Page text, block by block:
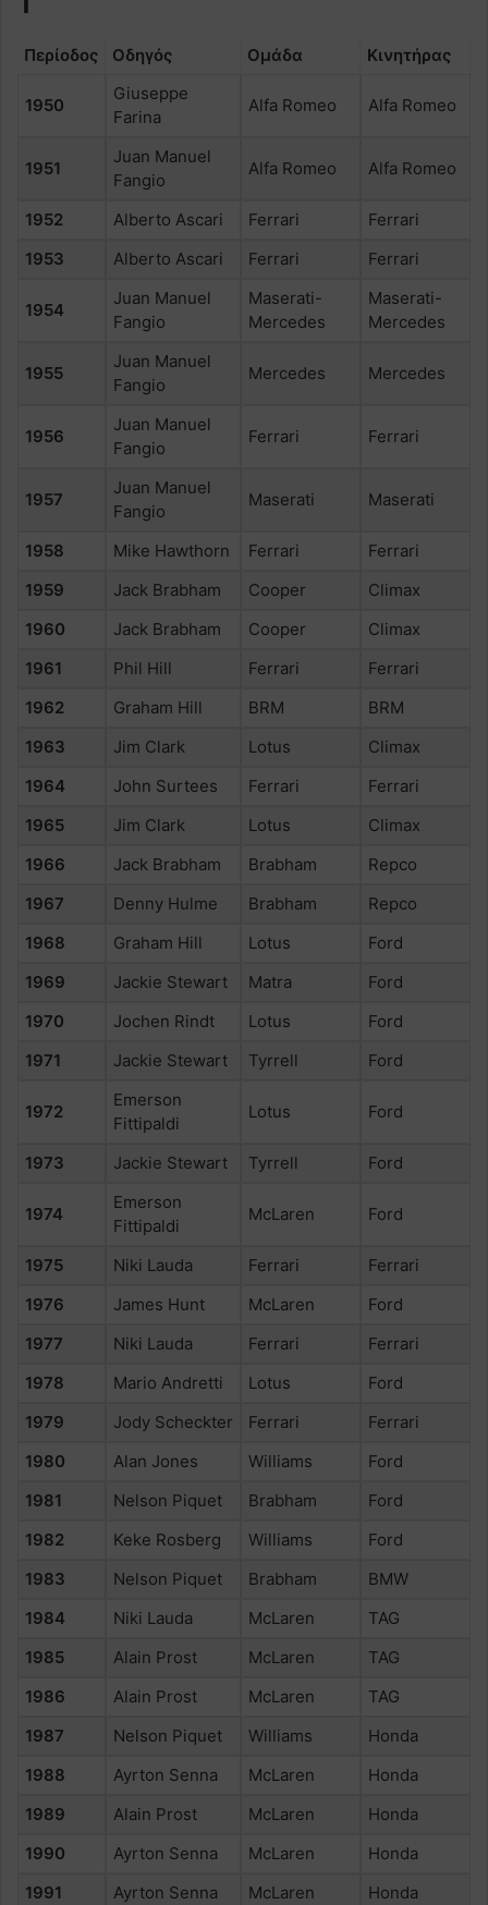
Περίοδος Οδηγός Ομάδα Κινητήρας
1950
Giuseppe
Farina
Alfa Romeo Alfa Romeo
1951
Juan Manuel
Fangio
Alfa Romeo Alfa Romeo
1952 Alberto Ascari Ferrari
Ferrari
1953
Alberto Ascari Ferrari Ferrari
1954
Juan Manuel
Fangio
Maserati-
Mercedes
Maserati-
Mercedes
1955
Juan Manuel
Fangio
Mercedes Mercedes
1956
Juan Manuel
Fangio
Ferrari Ferrari
1957
Juan Manuel
Fangio
Maserati Maserati
1958 Mike Hawthorn Ferrari
Ferrari
1959
Jack Brabham Cooper
Climax
1960
Jack Brabham Cooper
Climax
1961
Phil Hill Ferrari
Ferrari
1962
Graham Hill BRM
BRM
1963
Jim Clark Lotus
Climax
1964
John Surtees Ferrari
Ferrari
1965
Jim Clark Lotus
Climax
1966
Jack Brabham Brabham
Repco
1967
Denny Hulme Brabham
Repco
1968
Graham Hill Lotus
Ford
1969
Jackie Stewart Matra
Ford
1970
Jochen Rindt Lotus
Ford
1971
Jackie Stewart Tyrrell Ford
1972
Emerson
Fittipaldi
Lotus Ford
1973 Jackie Stewart Tyrrell Ford
1974
Emerson
Fittipaldi
McLaren Ford
1975 Niki Lauda Ferrari
Ferrari
1976
James Hunt McLaren
Ford
1977
Niki Lauda Ferrari
Ferrari
1978
Mario Andretti Lotus
Ford
1979
Jody Scheckter Ferrari
Ferrari
1980
Alan Jones Williams
Ford
1981
Nelson Piquet Brabham
Ford
1982
Keke Rosberg Williams
Ford
1983
Nelson Piquet Brabham
BMW
1984
Niki Lauda McLaren
TAG
1985
Alain Prost McLaren
TAG
1986
Alain Prost McLaren
TAG
1987
Nelson Piquet Williams
Honda
1988
Ayrton Senna McLaren
Honda
1989
Alain Prost McLaren
Honda
1990
Ayrton Senna McLaren
Honda
1991
Ayrton Senna McLaren
Honda